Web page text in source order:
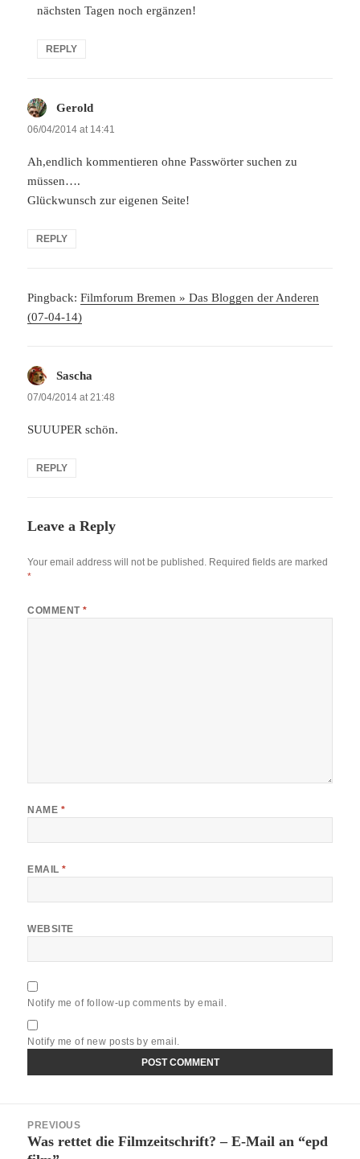
nächsten Tagen noch ergänzen!
REPLY
Gerold
06/04/2014 at 14:41
Ah,endlich kommentieren ohne Passwörter suchen zu
müssen….
Glückwunsch zur eigenen Seite!
REPLY
Pingback:Filmforum Bremen » Das Bloggen der Anderen
(07-04-14)
Sascha
07/04/2014 at 21:48
SUUUPER schön.
REPLY
Leave a Reply
Your email address will not be published. Required fields are marked
*
COMMENT*
NAME *
EMAIL*
WEBSITE
Notify me of follow-up comments by email.
Notify me of new posts by email.
navigation
PREVIOUS
Previous
Was rettet die Filmzeitschrift? – E-Mail an “epd